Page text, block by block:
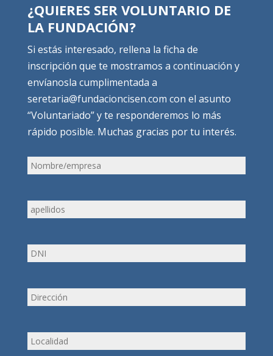
¿QUIERES SER VOLUNTARIO DE
LA FUNDACIÓN?
Si estás interesado, rellena la ficha de
inscripción que te mostramos a continuación y
envíanosla cumplimentada a
seretaria@fundacioncisen.com con el asunto
“Voluntariado” y te responderemos lo más
rápido posible. Muchas gracias por tu interés.